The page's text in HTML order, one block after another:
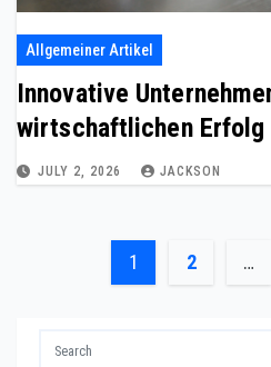
Allgemeiner Artikel
Innovative
wirtschaftlichen Erfolg
JULY 2, 2026 JACKSON
Posts
1 2 …